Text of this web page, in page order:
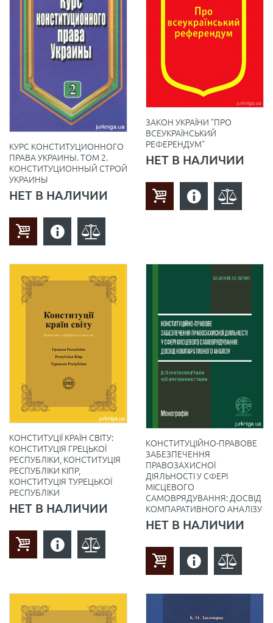
КУРС КОНСТИТУЦИОННОГО
ПРАВА УКРАИНЫ. ТОМ 2.
КОНСТИТУЦИОННЫЙ СТРОЙ
УКРАИНЫ
НЕТ В НАЛИЧИИ
ЗАКОН УКРАЇНИ "ПРО
ВСЕУКРАЇНСЬКИЙ
РЕФЕРЕНДУМ"
НЕТ В НАЛИЧИИ
КОНСТИТУЦІЇ КРАЇН СВІТУ:
КОНСТИТУЦІЯ ГРЕЦЬКОЇ
РЕСПУБЛІКИ, КОНСТИТУЦІЯ
РЕСПУБЛІКИ КІПР,
КОНСТИТУЦІЯ ТУРЕЦЬКОЇ
РЕСПУБЛІКИ
НЕТ В НАЛИЧИИ
КОНСТИТУЦІЙНО-ПРАВОВЕ
ЗАБЕЗПЕЧЕННЯ
ПРАВОЗАХИСНОЇ
ДІЯЛЬНОСТІ У СФЕРІ
МІСЦЕВОГО
САМОВРЯДУВАННЯ: ДОСВІД
КОМПАРАТИВНОГО АНАЛІЗУ
НЕТ В НАЛИЧИИ